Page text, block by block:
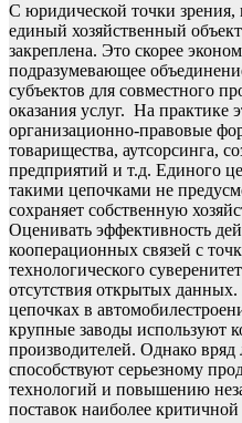
С юридической точки зрения,
единый хозяйственный
закреплена. Это скорее
подразумевающее
субъектов для совместного
оказания услуг. На практике
организационно-правовые
товарищества, аутсорсинга,
предприятий и т.д. Единого
такими цепочками не
сохраняет собственную
Оценивать эффективность
кооперационных связей с
технологического
отсутствия открытых
цепочках в
крупные заводы используют
производителей. Однако
способствуют серьезному
технологий и повышению
поставок наиболее